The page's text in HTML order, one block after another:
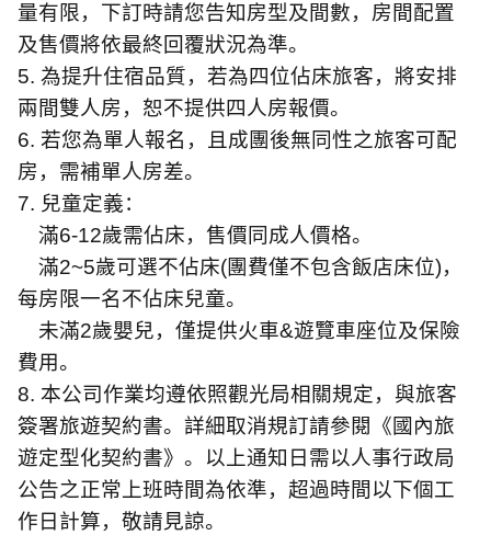
量有限，下訂時請您告知房型及間數，房間配置
及售價將依最終回覆狀況為準。
5. 為提升住宿品質，若為四位佔床旅客，將安排
兩間雙人房，恕不提供四人房報價。
6. 若您為單人報名，且成團後無同性之旅客可配
房，需補單人房差。
7. 兒童定義：
滿6-12歲需佔床，售價同成人價格。
滿2~5歲可選不佔床(團費僅不包含飯店床位)，
每房限一名不佔床兒童。
未滿2歲嬰兒，僅提供火車&遊覽車座位及保險
費用。
8. 本公司作業均遵依照觀光局相關規定，與旅客
簽署旅遊契約書。詳細取消規訂請參閱《國內旅
遊定型化契約書》。以上通知日需以人事行政局
公告之正常上班時間為依準，超過時間以下個工
作日計算，敬請見諒。